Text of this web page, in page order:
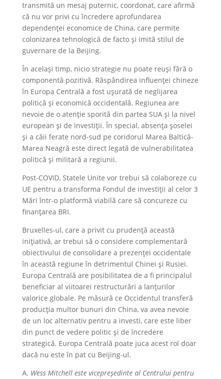
transmită un mesaj puternic, coordonat, care afirmă
că nu vor privi cu încredere aprofundarea
dependenței economice de China, care permite
colonizarea tehnologică de facto și imită stilul de
guvernare de la Beijing.
În același timp, nicio strategie nu poate reuși fără o
componentă pozitivă. Răspândirea influenței chineze
în Europa Centrală a fost ușurată de neglijarea
politică și economică occidentală. Regiunea are
nevoie de o atenție sporită din partea SUA și la nivel
european și de investiții. În special, absența șoselei
și a căii ferate nord-sud pe coridorul Marea Baltică-
Marea Neagră este direct legată de vulnerabilitatea
politică și militară a regiunii.
Post-COVID, Statele Unite vor trebui să colaboreze cu
UE pentru a transforma Fondul de investiții al celor 3
Mări într-o platformă viabilă care să concureze cu
finanțarea BRI.
Bruxelles-ul, care a privit cu prudență această
inițiativă, ar trebui să o considere complementară
obiectivului de consolidare a prezenței occidentale
în această regiune în detrimentul Chinei și Rusiei.
Europa Centrală are posibilitatea de a fi principalul
beneficiar al viitoarei restructurări a lanțurilor
valorice globale. Pe măsură ce Occidentul transferă
producția multor bunuri din China, va avea nevoie
de un loc alternativ pentru a investi, care este liber
din punct de vedere politic și de încredere
strategică. Europa Centrală poate juca acest rol doar
dacă nu este în pat cu Beijing-ul.
A. Wess Mitchell este vicepreședinte al Centrului pentru